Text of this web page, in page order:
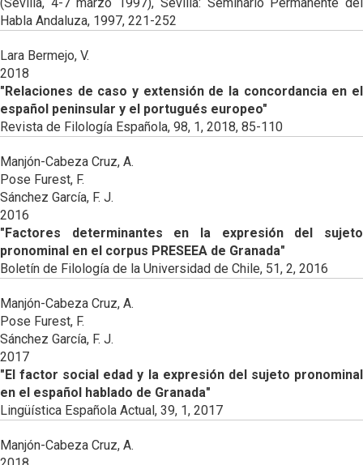
(Sevilla, 4-7 marzo 1997), Sevilla: Seminario Permanente del
Habla Andaluza, 1997, 221-252
Lara Bermejo, V.
2018
"Relaciones de caso y extensión de la concordancia en el
español peninsular y el portugués europeo"
Revista de Filología Española, 98, 1, 2018, 85-110
Manjón-Cabeza Cruz, A.
Pose Furest, F.
Sánchez García, F. J.
2016
"Factores determinantes en la expresión del sujeto
pronominal en el corpus PRESEEA de Granada"
Boletín de Filología de la Universidad de Chile, 51, 2, 2016
Manjón-Cabeza Cruz, A.
Pose Furest, F.
Sánchez García, F. J.
2017
"El factor social edad y la expresión del sujeto pronominal
en el español hablado de Granada"
Lingüística Española Actual, 39, 1, 2017
Manjón-Cabeza Cruz, A.